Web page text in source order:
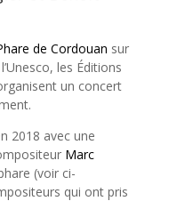
de Cordouan sur
les Éditions
un concert
2018 avec une
Marc
(voir ci-
qui ont pris